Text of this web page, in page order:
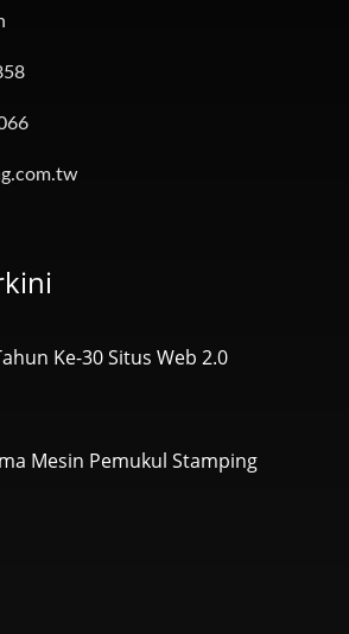
Ke-30 Situs Web 2.0
Mesin Pemukul Stamping